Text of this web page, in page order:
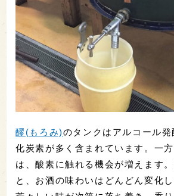
醪(もろみ)のタンクはアルコール
化炭素が多く含まれています。一
は、酸素に触れる機会が増えます
と、お酒の味わいはどんどん変化し